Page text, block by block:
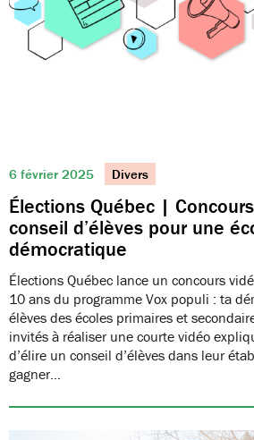
6 février 2025 Divers
Élections Québec |
conseil d’élèves pour une
démocratique
Élections Québec lance un concours
10 ans du programme Vox populi : ta
élèves des écoles primaires et
invités à réaliser une courte vidéo
d’élire un conseil d’élèves dans leur
gagner…